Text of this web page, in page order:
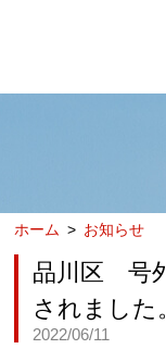
ホーム お知らせ
品川区 号
されました
2022/06/11